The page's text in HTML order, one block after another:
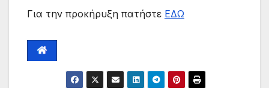
Για την προκήρυξη πατήστε ΕΔΩ